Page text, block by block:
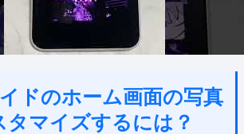
ドのホーム画面の写真
タマイズするには？